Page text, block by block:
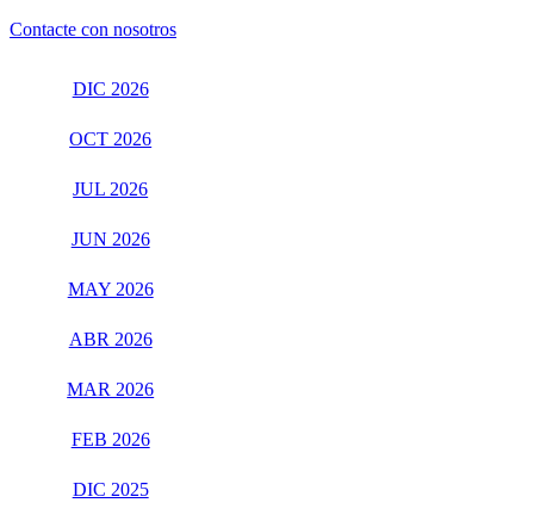
Contacte con nosotros
DIC 2026
OCT 2026
JUL 2026
JUN 2026
MAY 2026
ABR 2026
MAR 2026
FEB 2026
DIC 2025